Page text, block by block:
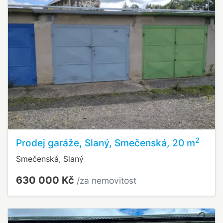
Prodej garáže, Slaný, Smečenská, 20 m2
Smečenská, Slaný
630 000 Kč /za nemovitost